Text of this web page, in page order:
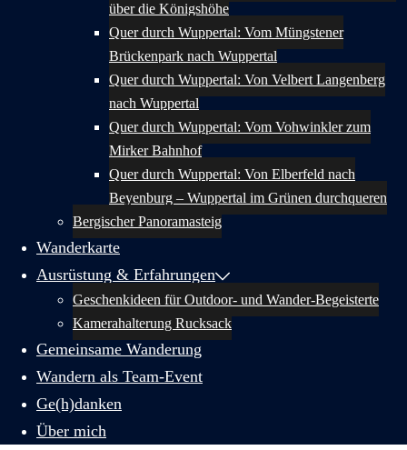
über die Königshöhe
Quer durch Wuppertal: Vom Müngstener
Brückenpark nach Wuppertal
Quer durch Wuppertal: Von Velbert Langenberg
nach Wuppertal
Quer durch Wuppertal: Vom Vohwinkler zum
Mirker Bahnhof
Quer durch Wuppertal: Von Elberfeld nach
Beyenburg – Wuppertal im Grünen durchqueren
Bergischer Panoramasteig
Wanderkarte
Ausrüstung & Erfahrungen
Geschenkideen für Outdoor- und Wander-Begeisterte
Kamerahalterung Rucksack
Gemeinsame Wanderung
Wandern als Team-Event
Ge(h)danken
Über mich